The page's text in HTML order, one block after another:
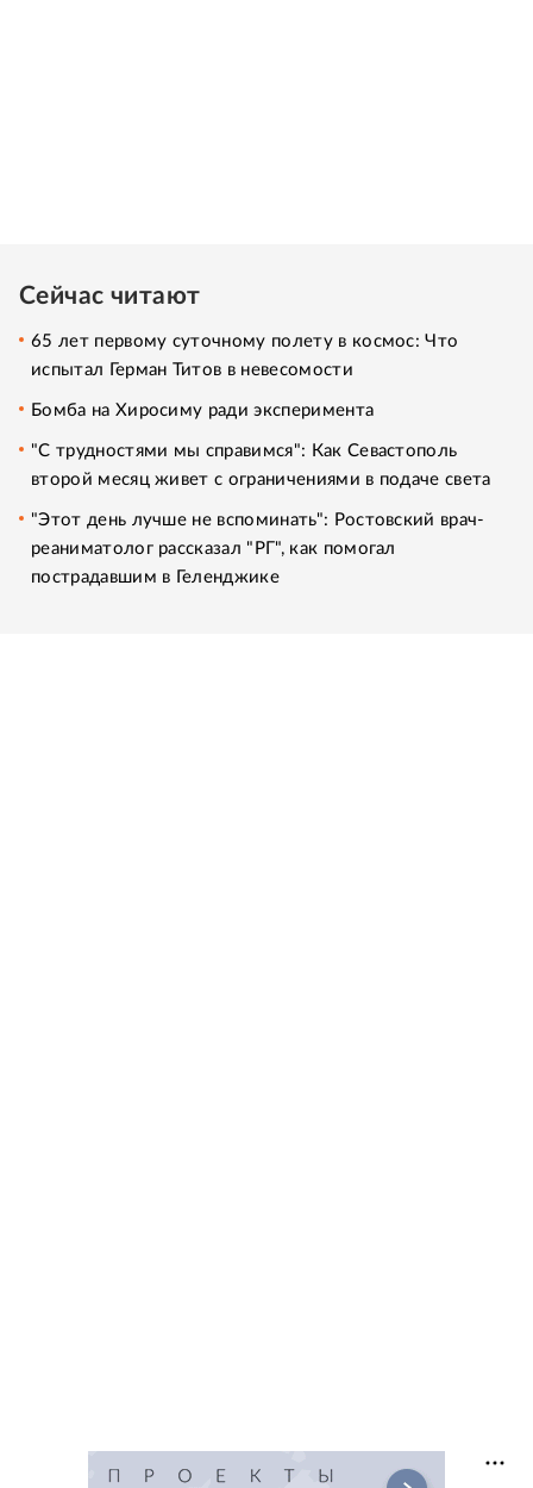
Сейчас читают
65 лет первому суточному полету в космос: Что
испытал Герман Титов в невесомости
Бомба на Хиросиму ради эксперимента
"С трудностями мы справимся": Как Севастополь
второй месяц живет с ограничениями в подаче света
"Этот день лучше не вспоминать": Ростовский врач-
реаниматолог рассказал "РГ", как помогал
пострадавшим в Геленджике